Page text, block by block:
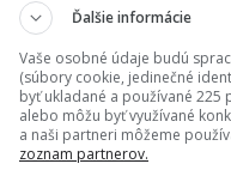
podielu vlákniny
orgánov
Ďalšie informácie
Vaše osobné údaje budú
(súbory cookie, jedinečné
byť ukladané a používané 225
alebo môžu byť využívané
a naši partneri môžeme
zoznam partnerov.